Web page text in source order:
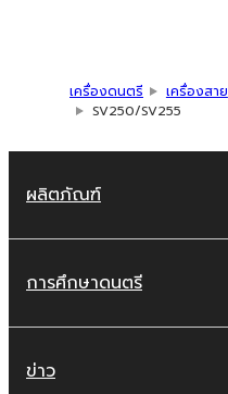
เครื่องดนตรี เครื่องสาย
SV250/SV255
ผลิตภัณฑ์
การศึกษาดนตรี
ข่าว